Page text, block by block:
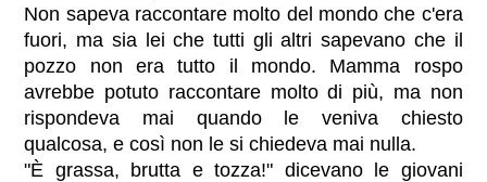
Non sapeva raccontare molto del mondo che c'era
fuori, ma sia lei che tutti gli altri sapevano che il
pozzo non era tutto il mondo. Mamma rospo
avrebbe potuto raccontare molto di più, ma non
rispondeva mai quando le veniva chiesto
qualcosa, e così non le si chiedeva mai nulla.
"È grassa, brutta e tozza!" dicevano le giovani